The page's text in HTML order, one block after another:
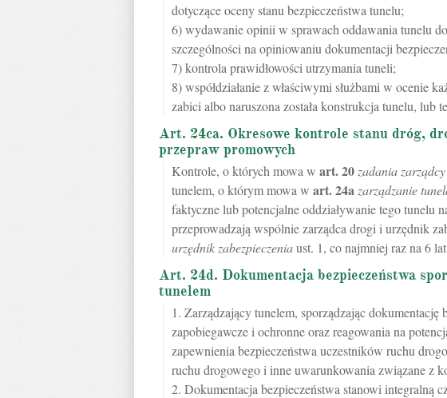
dotyczące oceny stanu bezpieczeństwa tunelu;
6) wydawanie opinii w sprawach oddawania tunelu
szczególności na opiniowaniu dokumentacji
7) kontrola prawidłowości utrzymania tuneli;
8) współdziałanie z właściwymi służbami w ocenie
zabici albo naruszona została konstrukcja tunelu, lub
Art. 24ca. Okresowe kontrole stanu dróg,
przepraw promowych
Kontrole, o których mowa w art.20 zadania
tunelem, o którym mowa w art.24a zarządzanie
faktyczne lub potencjalne oddziaływanie tego tunelu
przeprowadzają wspólnie zarządca drogi i urzędnik
urzędnik zabezpieczeniaust. 1, co najmniej raz na 6
Art. 24d. Dokumentacja bezpieczeństwa
tunelem
1. Zarządzający tunelem, sporządzając dokumentację
zapobiegawcze i ochronne oraz reagowania na
zapewnienia bezpieczeństwa uczestników ruchu
ruchu drogowego i inne uwarunkowania związane z
2. Dokumentacja bezpieczeństwa stanowi integralną